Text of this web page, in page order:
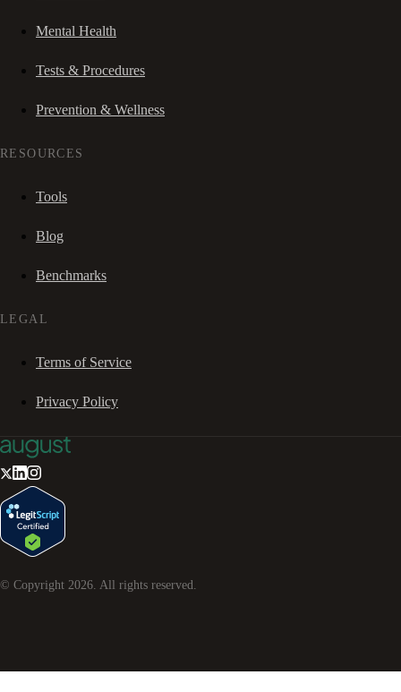
Mental Health
Tests & Procedures
Prevention & Wellness
RESOURCES
Tools
Blog
Benchmarks
LEGAL
Terms of Service
Privacy Policy
© Copyright 2026. All rights reserved.